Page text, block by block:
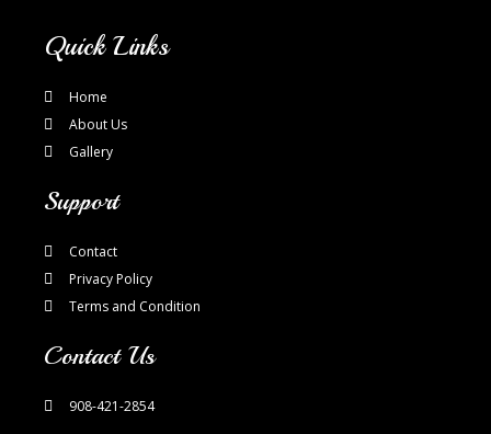
Quick Links
Home
About Us
Gallery
Support
Contact
Privacy Policy
Terms and Condition
Contact Us
908-421-2854